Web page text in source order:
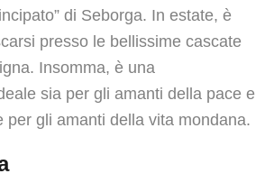
di Seborga. In estate, è
presso le bellissime cascate
Insomma, è una
sia per gli amanti della pace e
per gli amanti della vita mondana.